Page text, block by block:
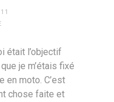
était l’objectif
je m’étais fixé
en moto. C’est
chose faite et